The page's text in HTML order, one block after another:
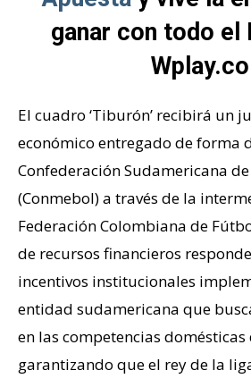
ganar con todo el
Wplay.co
El cuadro ‘Tiburón’ recibirá un
económico entregado de forma
Confederación Sudamericana
(Conmebol) a través de la
Federación Colombiana de
de recursos financieros
incentivos institucionales
entidad sudamericana que
en las competencias domésticas
garantizando que el rey de la